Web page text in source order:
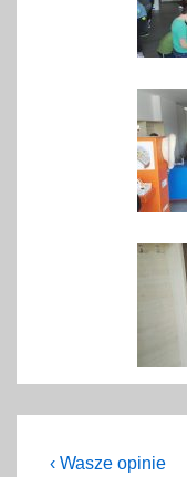
Nawigacja
Previous
‹ Wasze opinie